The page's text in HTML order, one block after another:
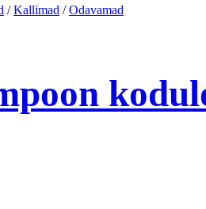
/Kallimad /Odavamad